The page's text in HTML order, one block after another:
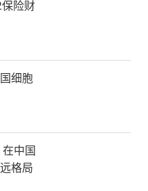
险财
细胞
中国
格局